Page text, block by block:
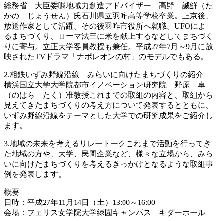
総務省 大臣委嘱地域力創造アドバイザー 高野 誠鮮（た
かの じょうせん）氏石川県立羽咋高等学校卒業。上京後、
放送作家として活躍。その後羽咋市役所へ就職。UFOによ
るまちづくり、ローマ法王に米を献上するなどしてまちづく
りに寄与。立正大学客員教授も兼任。平成27年7月～9月に放
映されたTVドラマ「ナポレオンの村」のモデルでもある。
2.相鉄いずみ野線沿線 みらいに向けたまちづくりの紹介
横浜国立大学大学院都市イノベーション研究院 野原 卓
（のはら たく）准教授これまでの取組の内容と、取組から
見えてきたまちづくりの考え方について発表するとともに、
いずみ野線沿線をテーマとした大学での研究成果をご紹介し
ます。
3.地域の未来を考えるリレートークこれまで活動を行ってき
た地域の方や、大学、民間企業など、様々な立場から、みら
いに向けたまちづくりを考えるきっかけとなるような取組事
例を発表します。
概要
日時：平成27年11月14日（土）13:00～16:00
会場：フェリス女学院大学緑園キャンパス キダーホール